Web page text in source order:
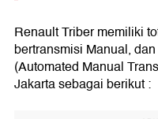
Renault Triber memiliki
bertransmisi Manual,
(Automated Manual
Jakarta sebagai berikut :